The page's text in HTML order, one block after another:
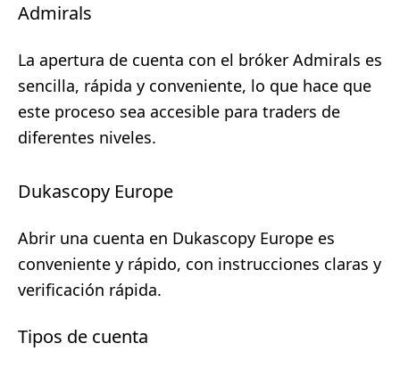
Admirals
La apertura de cuenta con el bróker Admirals es
sencilla, rápida y conveniente, lo que hace que
este proceso sea accesible para traders de
diferentes niveles.
Dukascopy Europe
Abrir una cuenta en Dukascopy Europe es
conveniente y rápido, con instrucciones claras y
verificación rápida.
Tipos de cuenta